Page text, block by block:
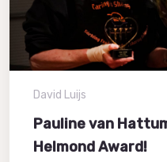
David Luijs
Pauline van
Helmond Award!